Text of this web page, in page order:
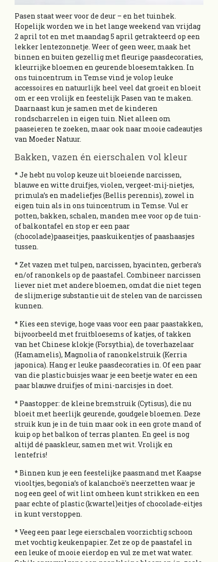
Pasen staat weer voor de deur – en het tuinhek.
Hopelijk worden we in het lange weekend van vrijdag
2 april tot en met maandag 5 april getrakteerd op een
lekker lentezonnetje. Weer of geen weer, maak het
binnen en buiten gezellig met fleurige paasdecoraties,
kleurrijke bloemen en geurende bloesemtakken. In
ons tuincentrum in Temse vind je volop leuke
accessoires en natuurlijk heel veel dat groeit en bloeit
om er een vrolijk en feestelijk Pasen van te maken.
Daarnaast kun je samen met de kinderen
rondscharrelen in eigen tuin. Niet alleen om
paaseieren te zoeken, maar ook naar mooie cadeautjes
van Moeder Natuur.
Bakken, vazen én eierschalen vol kleur
* Je hebt nu volop keuze uit bloeiende narcissen,
blauwe en witte druifjes, violen, vergeet-mij-nietjes,
primula’s en madeliefjes (Bellis perennis), zowel in
eigen tuin als in ons tuincentrum in Temse. Vul er
potten, bakken, schalen, manden mee voor op de tuin-
of balkontafel en stop er een paar
(chocolade)paaseitjes, paaskuikentjes of paashaasjes
tussen.
* Zet vazen met tulpen, narcissen, hyacinten, gerbera’s
en/of ranonkels op de paastafel. Combineer narcissen
liever niet met andere bloemen, omdat die niet tegen
de slijmerige substantie uit de stelen van de narcissen
kunnen.
* Kies een stevige, hoge vaas voor een paar paastakken,
bijvoorbeeld met fruitbloesems of katjes, of takken
van het Chinese klokje (Forsythia), de toverhazelaar
(Hamamelis), Magnolia of ranonkelstruik (Kerria
japonica). Hang er leuke paasdecoraties in. Of een paar
van die plastic buisjes waar je een beetje water en een
paar blauwe druifjes of mini-narcisjes in doet.
* Paastopper: de kleine bremstruik (Cytisus), die nu
bloeit met heerlijk geurende, goudgele bloemen. Deze
struik kun je in de tuin maar ook in een grote mand of
kuip op het balkon of terras planten. En geel is nog
altijd dé paaskleur, samen met wit. Vrolijk en
lentefris!
* Binnen kun je een feestelijke paasmand met Kaapse
viooltjes, begonia’s of kalanchoë's neerzetten waar je
nog een geel of wit lint omheen kunt strikken en een
paar echte of plastic (kwartel)eitjes of chocolade-eitjes
in kunt verstoppen.
* Veeg een paar lege eierschalen voorzichtig schoon
met vochtig keukenpapier. Zet ze op de paastafel in
een leuke of mooie eierdop en vul ze met wat water.